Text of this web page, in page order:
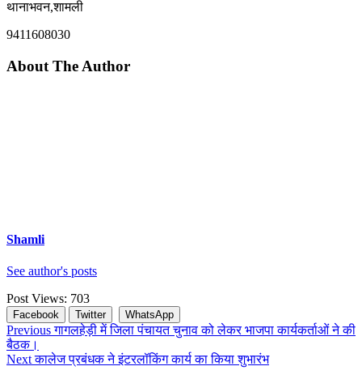
थानाभवन,शामली
9411608030
About The Author
Shamli
See author's posts
Post Views: 703
Facebook Twitter WhatsApp
Continue
Reading
Previousगागलहेड़ी में जिला पंचायत चुनाव को लेकर भाजपा कार्यकर्ताओं ने की
बैठक।
Nextकालेज प्रबंधक ने इंटरलॉकिंग कार्य का किया शुभारंभ